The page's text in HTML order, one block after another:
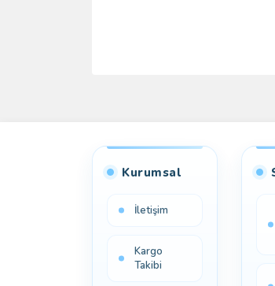
Kurumsal
İletişim
Kargo
Takibi